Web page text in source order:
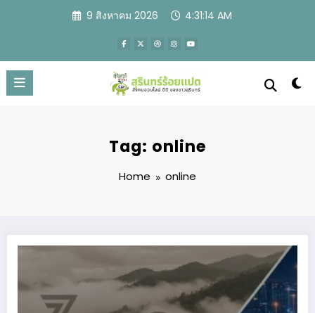
9 สิงหาคม 2026 4:31:15 AM
Tag: online
Home online